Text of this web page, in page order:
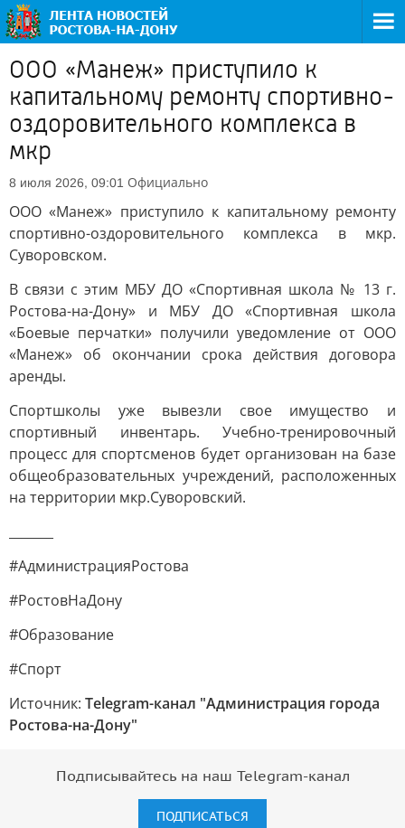
ООО «Манеж» приступило к
капитальному ремонту спортивно-
оздоровительного комплекса в
мкр
8 июля 2026, 09:01 Официально
ООО «Манеж» приступило к капитальному ремонту
спортивно-оздоровительного комплекса в мкр.
Суворовском.
В связи с этим МБУ ДО «Спортивная школа № 13 г.
Ростова-на-Дону» и МБУ ДО «Спортивная школа
«Боевые перчатки» получили уведомление от ООО
«Манеж» об окончании срока действия договора
аренды.
Спортшколы уже вывезли свое имущество и
спортивный инвентарь. Учебно-тренировочный
процесс для спортсменов будет организован на базе
общеобразовательных учреждений, расположенных
на территории мкр.Суворовский.
#АдминистрацияРостова
#РостовНаДону
#Образование
#Спорт
Источник: Telegram-канал "Администрация города
Ростова-на-Дону"
Подписывайтесь на наш Telegram-канал
ПОДПИСАТЬСЯ